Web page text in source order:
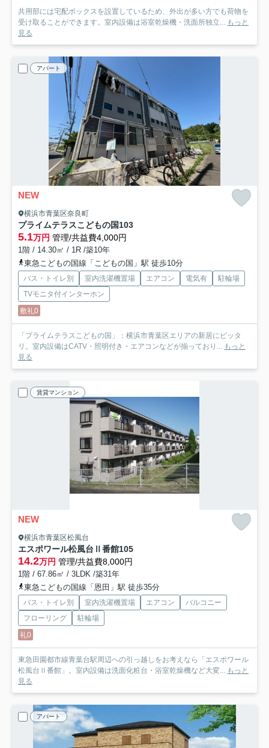
共用部には宅配ボックスを設置しているため、外出が多い方でも荷物を
受け取ることができます。室内設備は浴室乾燥機・洗面所独立...
もっと
見る
アパート
NEW
横浜市青葉区奈良町
プライムテラスこどもの国103
5.1万円 管理/共益費4,000円
1階 / 14.30㎡ / 1R /築10年
東急こどもの国線「こどもの国」駅 徒歩10分
バス・トイレ別 室内洗濯機置場 エアコン 電気有
駐輪場
TVモニタ付インターホン
敷礼0
「プライムテラスこどもの国」：横浜市青葉区エリアの新居にピッタ
リ。室内設備はCATV・照明付き・エアコンなどが揃っており...
もっと
見る
賃貸マンション
NEW
横浜市青葉区松風台
エスポワール松風台Ⅱ番館105
14.2万円 管理/共益費8,000円
1階 / 67.86㎡ / 3LDK /築31年
東急こどもの国線「恩田」駅 徒歩35分
バス・トイレ別 室内洗濯機置場 エアコン
バルコニー
フローリング
駐輪場
礼0
東急田園都市線青葉台駅周辺への引っ越しをお考えなら「エスポワール
松風台Ⅱ番館」。室内設備は洗面化粧台・浴室乾燥機など大変...
もっと
見る
アパート